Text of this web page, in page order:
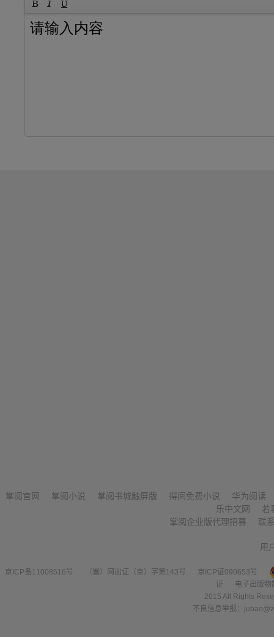
掌阅官网 掌阅小说 掌阅书城触屏版 得间免费小说
华为阅读
乐中文网
若
掌阅企业版代理招募
联
用
京ICP备11008516号 （署）网出证（京）字第143号
京ICP证090653号
证
电子出版
2015 All Rights
不良信息举报：